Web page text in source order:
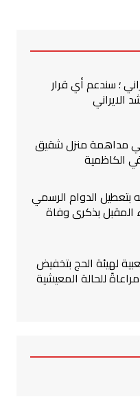
؛ سندعم أي قرار
الايراني
مداهمة منزل شقيق
الكاظمية
بتعطيل الدوام الرسمي
المقبل بذكرى وفاة
لهيئة الحج بتخفيض
للحالة المعيشية